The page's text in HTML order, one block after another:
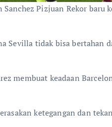
Pizjuan Rekor
tidak bisa bertahan
membuat keadaan
ketegangan dan